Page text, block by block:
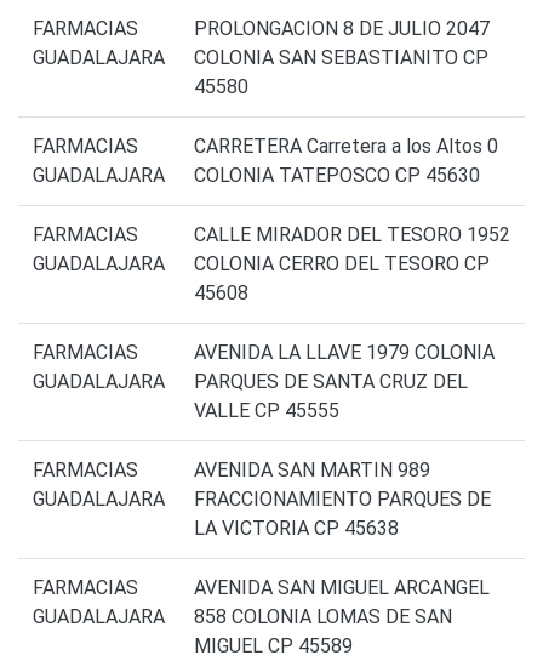
FARMACIAS
GUADALAJARA
PROLONGACION 8 DE JULIO 2047
COLONIA SAN SEBASTIANITO CP
45580
FARMACIAS
GUADALAJARA
CARRETERA Carretera a los Altos 0
COLONIA TATEPOSCO CP 45630
FARMACIAS
GUADALAJARA
CALLE MIRADOR DEL TESORO 1952
COLONIA CERRO DEL TESORO CP
45608
FARMACIAS
GUADALAJARA
AVENIDA LA LLAVE 1979 COLONIA
PARQUES DE SANTA CRUZ DEL
VALLE CP 45555
FARMACIAS
GUADALAJARA
AVENIDA SAN MARTIN 989
FRACCIONAMIENTO PARQUES DE
LA VICTORIA CP 45638
FARMACIAS
GUADALAJARA
AVENIDA SAN MIGUEL ARCANGEL
858 COLONIA LOMAS DE SAN
MIGUEL CP 45589